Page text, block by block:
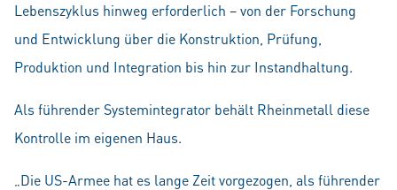
Lebenszyklus hinweg erforderlich – von der Forschung
und Entwicklung über die Konstruktion, Prüfung,
Produktion und Integration bis hin zur Instandhaltung.
Als führender Systemintegrator behält Rheinmetall diese
Kontrolle im eigenen Haus.
„Die US-Armee hat es lange Zeit vorgezogen, als führender